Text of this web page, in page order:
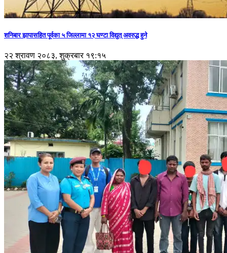
शनिबार झापासहित पूर्वका ५ जिल्लामा १२ घण्टा विद्युत् अवरुद्ध हुने
२२ श्रावण २०८३, शुक्रबार १९:१५